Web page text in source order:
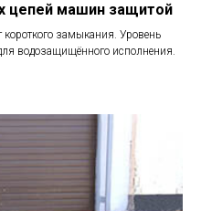
цепей машин защитой
короткого замыкания. Уровень
водозащищённого исполнения.